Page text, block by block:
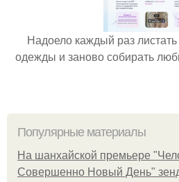
Надоело каждый раз
одежды и заново собирать
Популярные материалы
На шанхайской премьере
Совершенно Новый День"